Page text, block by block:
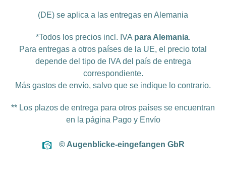
(DE) se aplica a las entregas en Alemania
*Todos los precios incl. IVA para Alemania.
Para entregas a otros países de la UE, el precio total
depende del tipo de IVA del país de entrega
correspondiente.
Más gastos de envío, salvo que se indique lo contrario.
** Los plazos de entrega para otros países se encuentran
en la página Pago y Envío
© Augenblicke-eingefangen GbR